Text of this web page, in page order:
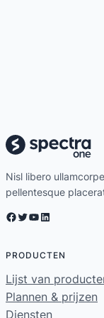
Nisl libero
pellentesque
Facebook Twitter YouTube LinkedIn
PRODUCTEN
Lijst van
Plannen & prijzen
Diensten